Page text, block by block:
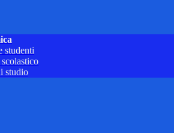
studenti
studio